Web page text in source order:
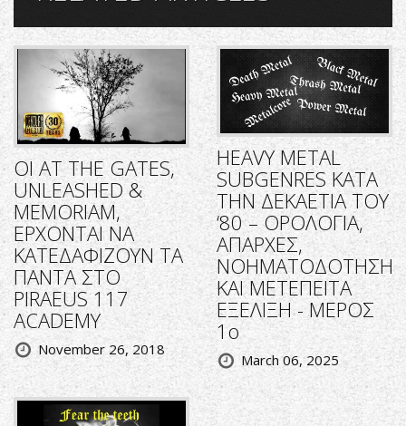
ΟΙ AT THE GATES,
UNLEASHED &
MEMORIAM,
ΕΡΧΟΝΤΑΙ ΝΑ
ΚΑΤΕΔΑΦΙΖΟΥΝ ΤΑ
ΠΑΝΤΑ ΣΤΟ
PIRAEUS 117
ACADEMY
November 26, 2018
HEAVY METAL
SUBGENRES ΚΑΤΑ
ΤΗΝ ΔΕΚΑΕΤΙΑ ΤΟΥ
‘80 – ΟΡΟΛΟΓΙΑ,
ΑΠΑΡΧΕΣ,
ΝΟΗΜΑΤΟΔΟΤΗΣΗ
ΚΑΙ ΜΕΤΕΠΕΙΤΑ
ΕΞΕΛΙΞΗ - ΜΕΡΟΣ
1ο
March 06, 2025